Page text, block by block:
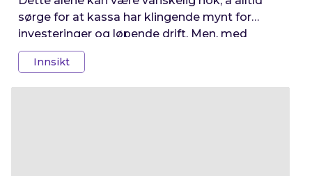
sørge for at kassa har klingende mynt for
investeringer og løpende drift. Men, med
bakgrunn i dårlig innskuddsrente på
driftskonto, så skal man altså i tillegg sette av
tid til å bedrive forvaltning av pengene? Denne
Innsikt